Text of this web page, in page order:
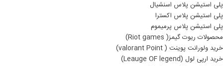
پلی استیشن پلاس اسنشیال
پلی استیشن پلاس اکسترا
پلی استیشن پلاس پرمیموم
محصولات ریوت گیمز( Riot games)
خرید ولورانت پوینت ( valorant Point)
خرید ارپی لول (Leauge OF legend)